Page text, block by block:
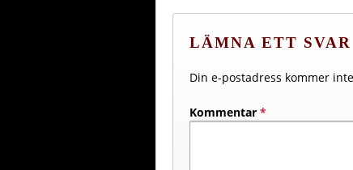
LÄMNA ETT SVAR
Din e-postadress kommer
Kommentar *